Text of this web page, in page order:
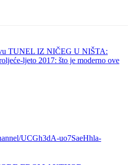
TUNEL IZ NIČEG U NIŠTA:
ljeto 2017: što je moderno ove
UCGh3dA-uo7SaeHhla-